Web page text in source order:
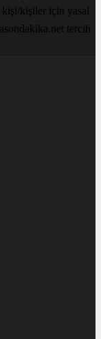
kişi/kişiler için yasal
tercih